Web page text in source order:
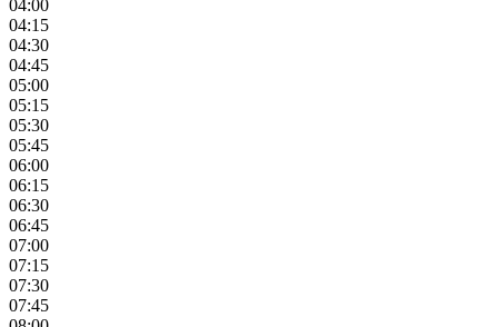
04:00
04:15
04:30
04:45
05:00
05:15
05:30
05:45
06:00
06:15
06:30
06:45
07:00
07:15
07:30
07:45